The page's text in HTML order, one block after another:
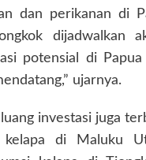
dan perikanan di
dijadwalkan
potensial di
ujarnya.
investasi juga
kelapa di Maluku